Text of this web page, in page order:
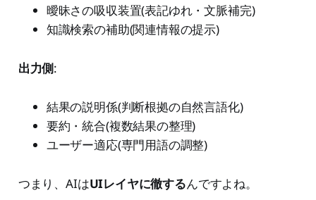
曖昧さの吸収装置(表記ゆれ・文脈補完)
知識検索の補助(関連情報の提示)
出力側:
結果の説明係(判断根拠の自然言語化)
要約・統合(複数結果の整理)
ユーザー適応(専門用語の調整)
つまり、AIはUIレイヤに徹するんですよね。